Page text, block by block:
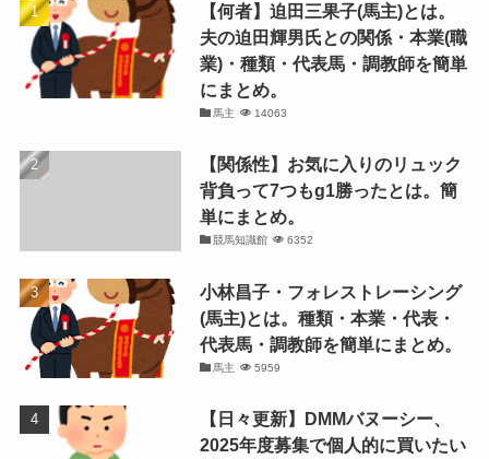
【何者】迫田三果子(馬主)とは。
夫の迫田輝男氏との関係・本業(職
業)・種類・代表馬・調教師を簡単
にまとめ。
馬主 14063
【関係性】お気に入りのリュック
背負って7つもg1勝ったとは。簡
単にまとめ。
競馬知識館 6352
小林昌子・フォレストレーシング
(馬主)とは。種類・本業・代表・
代表馬・調教師を簡単にまとめ。
馬主 5959
【日々更新】DMMバヌーシー、
2025年度募集で個人的に買いたい